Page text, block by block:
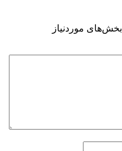
بخش‌های موردنیاز